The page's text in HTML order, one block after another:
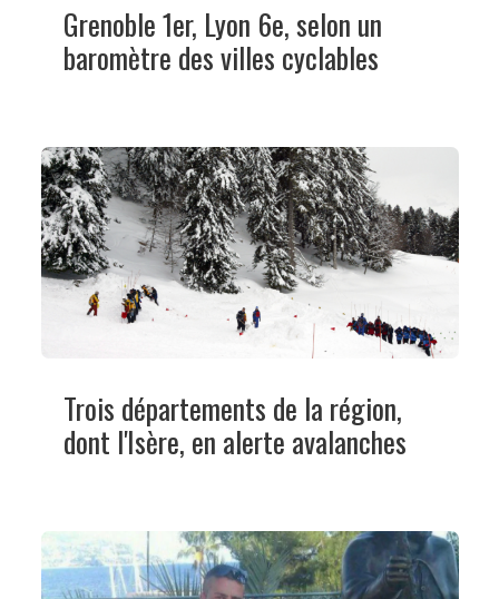
Grenoble 1er, Lyon 6e, selon un
baromètre des villes cyclables
Trois départements de la région,
dont l'Isère, en alerte avalanches